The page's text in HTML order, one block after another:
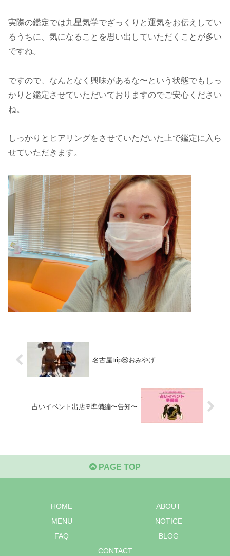
実際の鑑定では九星気学でざっくりと運気をお伝えしてい
るうちに、気になることを思い出していただくことが多い
ですね。
ですので、なんとなく興味があるな〜という状態でもしっ
かりと鑑定させていただいておりますのでご安心ください
ね。
しっかりとヒアリングをさせていただいた上で鑑定に入ら
せていただきます。
名古屋trip⑥おみやげ
占いイベント出店ꕤ準備編〜告知〜
PAGE TOP
HOME
ABOUT
MENU
NOTICE
FAQ
BLOG
CONTACT